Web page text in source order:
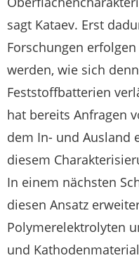
sagt Kataev. Erst
Forschungen
werden, wie sich
Feststoffbatterien
hat bereits Anfragen
dem In- und Ausland
diesem
In einem nächsten
diesen Ansatz
Polymerelektrolyten
und